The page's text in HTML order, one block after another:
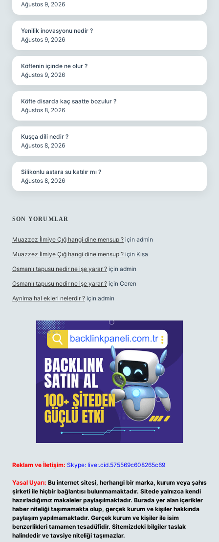
Ağustos 9, 2026
Yenilik inovasyonu nedir ?
Ağustos 9, 2026
Köftenin içinde ne olur ?
Ağustos 9, 2026
Köfte disarda kaç saatte bozulur ?
Ağustos 8, 2026
Kuşça dili nedir ?
Ağustos 8, 2026
Silikonlu astara su katılır mı ?
Ağustos 8, 2026
SON YORUMLAR
Muazzez İlmiye Çığ hangi dine mensup ? için admin
Muazzez İlmiye Çığ hangi dine mensup ? için Kısa
Osmanlı tapusu nedir ne işe yarar ? için admin
Osmanlı tapusu nedir ne işe yarar ? için Ceren
Ayrılma hal ekleri nelerdir ? için admin
Reklam ve İletişim: Skype: live:.cid.575569c608265c69
Yasal Uyarı: Bu internet sitesi, herhangi bir marka, kurum veya şahıs
şirketi ile hiçbir bağlantısı bulunmamaktadır. Sitede yalnızca kendi
hazırladığımız makaleler paylaşılmaktadır. Burada yer alan içerikler
haber niteliği taşımamakta olup, gerçek kurum ve kişiler hakkında
paylaşım yapılmamaktadır. Gerçek kurum ve kişiler ile isim
benzerlikleri tamamen tesadüfidir. Sitemizdeki bilgiler taslak
halindedir ve tavsiye niteliği taşımazlar.